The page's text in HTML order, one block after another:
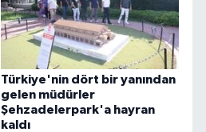
Türkiye'nin dört bir yanından
gelen müdürler
Şehzadelerpark'a hayran
kaldı